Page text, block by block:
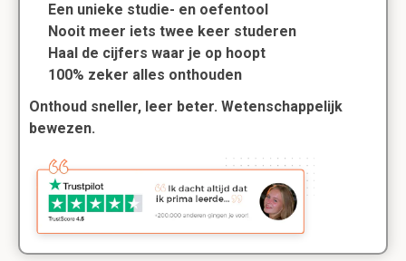
Een unieke studie- en oefentool
Nooit meer iets twee keer studeren
Haal de cijfers waar je op hoopt
100% zeker alles onthouden
Onthoud sneller, leer beter. Wetenschappelijk
bewezen.